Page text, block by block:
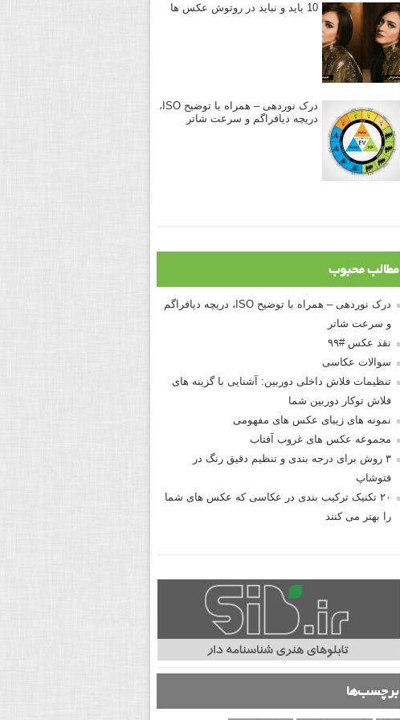
10 باید و نباید در روتوش عکس ها
درک نوردهی – همراه با توضیح ISO،
دریچه دیافراگم و سرعت شاتر
مطالب محبوب
درک نوردهی – همراه با توضیح ISO، دریچه دیافراگم
و سرعت شاتر
نقد عکس #۹۹
سوالات عکاسی
تنظیمات فلاش داخلی دوربین: آشنایی با گزینه های
فلاش توکار دوربین شما
نمونه های زیبای عکس های مفهومی
مجموعه عکس های غروب آفتاب
۳ روش برای درجه بندی و تنظیم دقیق رنگ در
فتوشاپ
۲۰ تکنیک ترکیب بندی در عکاسی که عکس های شما
را بهتر می کنند
برچسب‌ها